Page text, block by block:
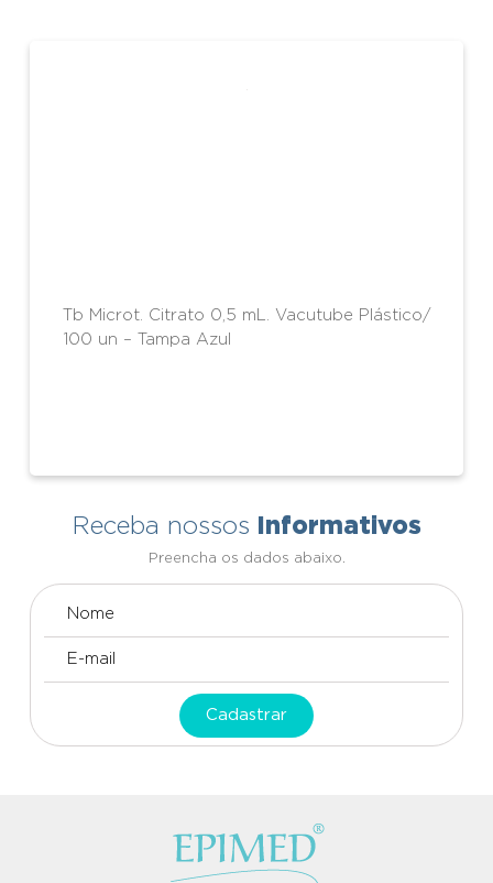
Tb Microt. Citrato 0,5 mL. Vacutube Plástico/
100 un – Tampa Azul
Receba nossos Informativos
Preencha os dados abaixo.
Cadastrar